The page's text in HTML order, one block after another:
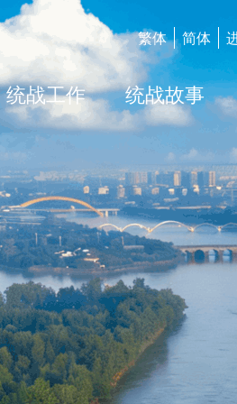
繁体 简体
统战工作 统战故事